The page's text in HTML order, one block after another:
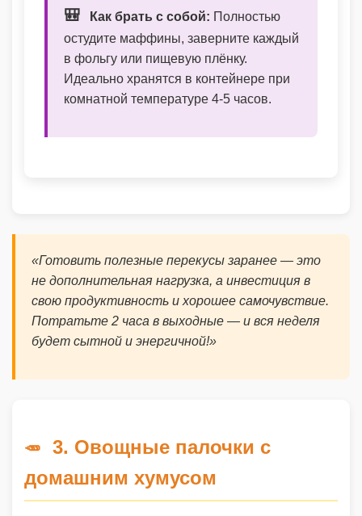
🎒 Как брать с собой: Полностью
остудите маффины, заверните каждый
в фольгу или пищевую плёнку.
Идеально хранятся в контейнере при
комнатной температуре 4-5 часов.
«Готовить полезные перекусы заранее — это
не дополнительная нагрузка, а инвестиция в
свою продуктивность и хорошее самочувствие.
Потратьте 2 часа в выходные — и вся неделя
будет сытной и энергичной!»
🥕
3. Овощные палочки с
домашним хумусом